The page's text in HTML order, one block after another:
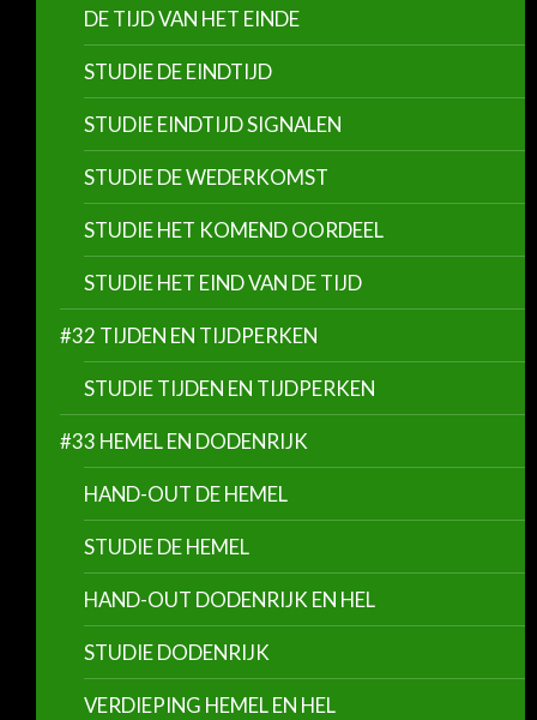
DE TIJD VAN HET EINDE
STUDIE DE EINDTIJD
STUDIE EINDTIJD SIGNALEN
STUDIE DE WEDERKOMST
STUDIE HET KOMEND OORDEEL
STUDIE HET EIND VAN DE TIJD
#32 TIJDEN EN TIJDPERKEN
STUDIE TIJDEN EN TIJDPERKEN
#33 HEMEL EN DODENRIJK
HAND-OUT DE HEMEL
STUDIE DE HEMEL
HAND-OUT DODENRIJK EN HEL
STUDIE DODENRIJK
VERDIEPING HEMEL EN HEL